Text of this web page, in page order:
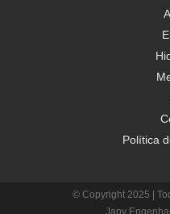
Política
© Copyright 2025 |
Japy